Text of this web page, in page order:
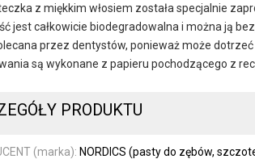
z miękkim włosiem została specjalnie
jest całkowicie biodegradowalna i można ją
przez dentystów, ponieważ może
są wykonane z papieru pochodzącego z
PRODUKTU
(marka): NORDICS (pasty do zębów,